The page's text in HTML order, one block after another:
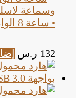
• ساعة 8 الوان و سماعة هدية
132 ر.س